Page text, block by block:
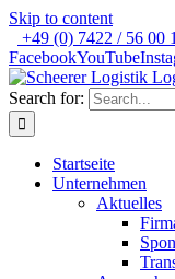
Skip to content
+49 (0) 7422 / 56 00
FacebookYouTube
Search for:
Startseite
Unternehmen
Aktuelles